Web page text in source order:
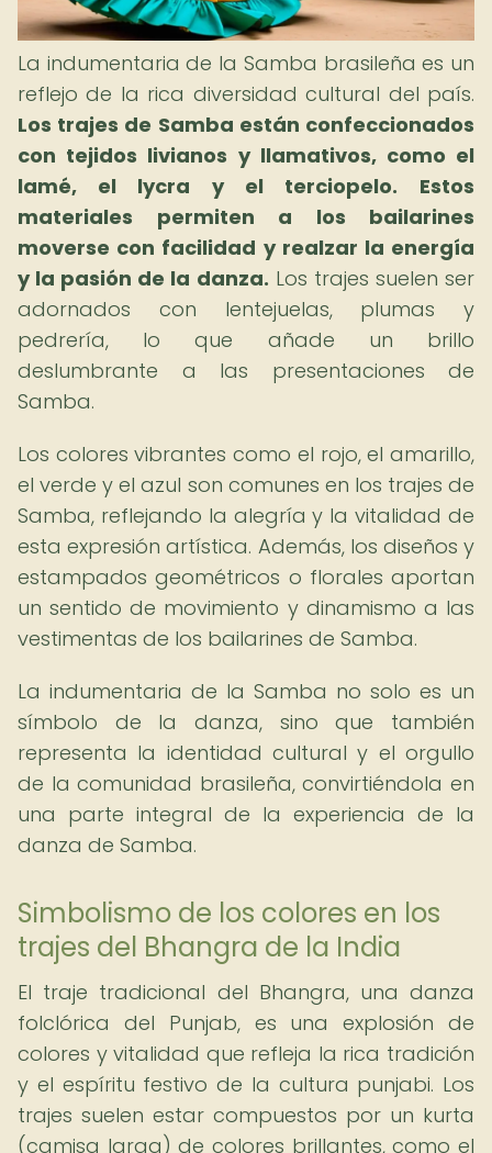
La indumentaria de la Samba brasileña es un
reflejo de la rica diversidad cultural del país.
Los trajes de Samba están confeccionados
con tejidos livianos y llamativos, como el
lamé, el lycra y el terciopelo.
Estos
materiales permiten a los bailarines
moverse con facilidad y realzar la energía
y la pasión de la danza. Los trajes suelen ser
adornados con lentejuelas, plumas y
pedrería, lo que añade un brillo
deslumbrante a las presentaciones de
Samba.
Los colores vibrantes como el rojo, el amarillo,
el verde y el azul son comunes en los trajes de
Samba, reflejando la alegría y la vitalidad de
esta expresión artística. Además, los diseños y
estampados geométricos o florales aportan
un sentido de movimiento y dinamismo a las
vestimentas de los bailarines de Samba.
La indumentaria de la Samba no solo es un
símbolo de la danza, sino que también
representa la identidad cultural y el orgullo
de la comunidad brasileña, convirtiéndola en
una parte integral de la experiencia de la
danza de Samba.
Simbolismo de los colores en los
trajes del Bhangra de la India
El traje tradicional del Bhangra, una danza
folclórica del Punjab, es una explosión de
colores y vitalidad que refleja la rica tradición
y el espíritu festivo de la cultura punjabi. Los
trajes suelen estar compuestos por un kurta
(camisa larga) de colores brillantes, como el